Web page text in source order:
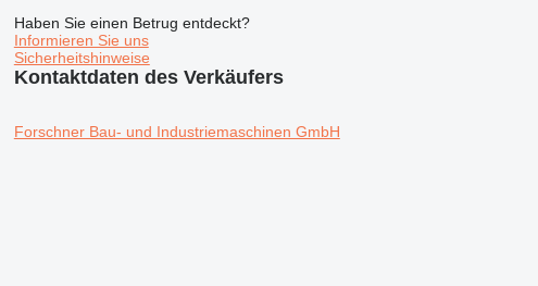
Haben Sie einen Betrug entdeckt?
Informieren Sie uns
Sicherheitshinweise
Kontaktdaten des Verkäufers
Forschner Bau- und Industriemaschinen GmbH